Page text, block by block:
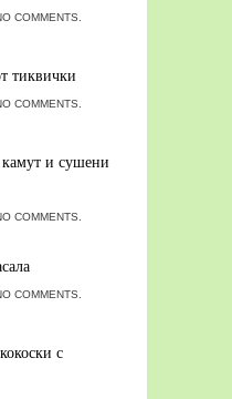
COMMENTS.
тиквички
COMMENTS.
и сушени
COMMENTS.
COMMENTS.
с